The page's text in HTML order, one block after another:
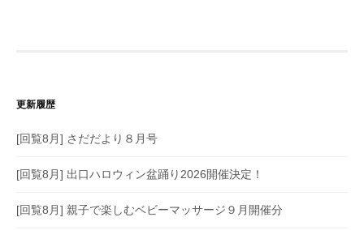
ー
ン
更新履歴
[回覧8月] さだだより８月号
[回覧8月] 出口ハロウィン盆踊り2026開催決定！
[回覧8月] 親子で楽しむベビーマッサージ９月開催分